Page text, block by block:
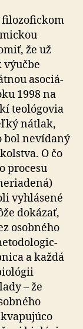
filozofickom
že už
aso­ciá­
1998 na
teológovia
nátlak,
bol nevídaný
O čo
procesu
vyhlásené
dokázať,
osobného
a každá
– že